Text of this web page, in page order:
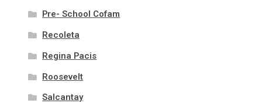
Pre- School Cofam
Recoleta
Regina Pacis
Roosevelt
Salcantay